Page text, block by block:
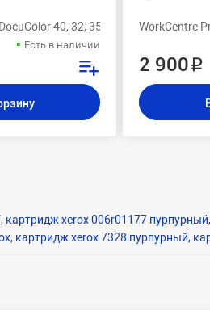
40, 32, 3535, 2240
Есть в наличии
WorkCentre
2 900 ₽
, картридж xerox 006r01177 пурпурный,
, картридж xerox 7328 пурпурный,